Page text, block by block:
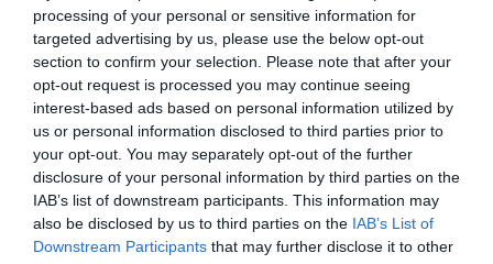
processing of your personal or sensitive information for
targeted advertising by us, please use the below opt-out
section to confirm your selection. Please note that after your
opt-out request is processed you may continue seeing
interest-based ads based on personal information utilized by
us or personal information disclosed to third parties prior to
your opt-out. You may separately opt-out of the further
disclosure of your personal information by third parties on the
IAB’s list of downstream participants. This information may
also be disclosed by us to third parties on the IAB’s List of
Downstream Participants that may further disclose it to other
Με διψήφιο Γιάντσουκ η